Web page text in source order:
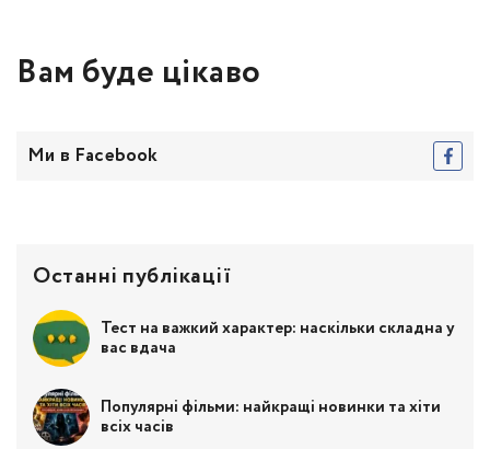
Вам буде цікаво
Ми в Facebook
Останні публікації
Тест на важкий характер: наскільки складна у
вас вдача
Популярні фільми: найкращі новинки та хіти
всіх часів